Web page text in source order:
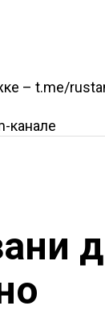
– t.me/
канале